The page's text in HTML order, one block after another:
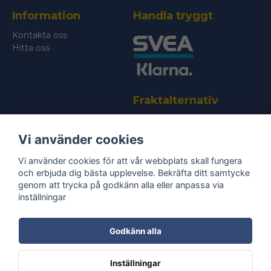
Skicka fråga
Information
Kontakta oss
Hitta oss
Handla tryggt
Fraktalternativ
Bli medlem i vårt nyhetsbrev
Skicka
Vi använder cookies
Vi använder cookies för att vår webbplats skall fungera
och erbjuda dig bästa upplevelse. Bekräfta ditt samtycke
genom att trycka på godkänn alla eller anpassa via
inställningar
Godkänn alla
Inställningar